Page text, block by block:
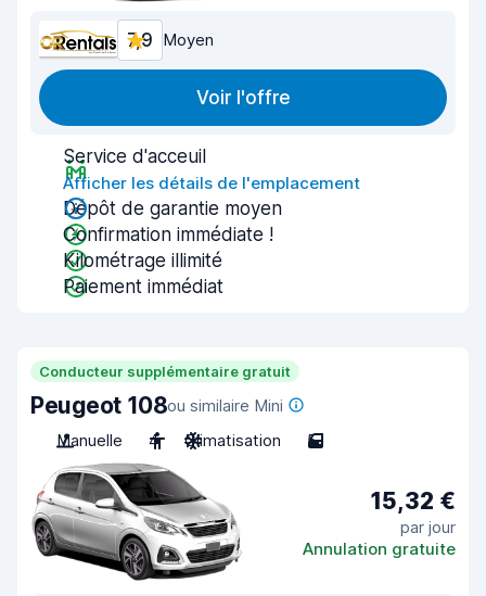
7,9 Moyen
Voir l'offre
Service d'acceuil
Afficher les détails de l'emplacement
Dépôt de garantie moyen
Confirmation immédiate !
Kilométrage illimité
Paiement immédiat
Conducteur supplémentaire gratuit
Peugeot 108ou similaire Mini
Manuelle
4 Climatisation 5
15,32 €
par jour
Annulation gratuite